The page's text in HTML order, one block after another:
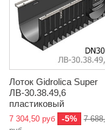
Лоток Gidrolica Super
ЛВ-30.38.49,6
пластиковый
7 304,50 руб -5%
7